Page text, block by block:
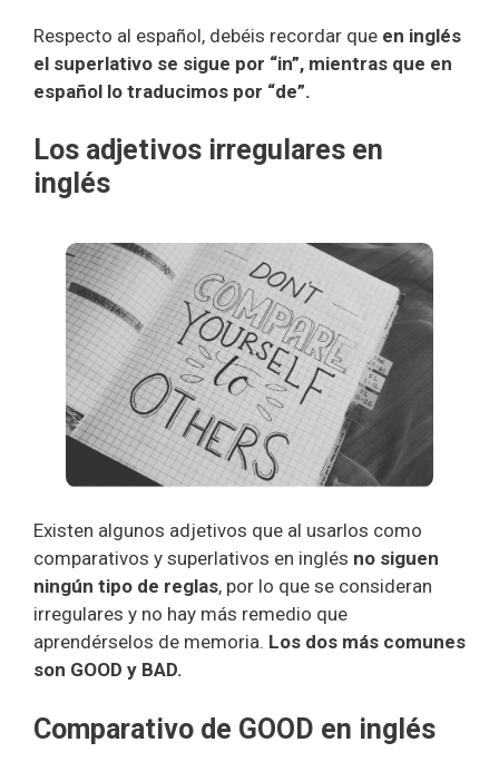
Respecto al español, debéis recordar que en inglés
el superlativo se sigue por “in”, mientras que en
español lo traducimos por “de”.
Los adjetivos irregulares en
inglés
Existen algunos adjetivos que al usarlos como
comparativos y superlativos en inglés no siguen
ningún tipo de reglas, por lo que se consideran
irregulares y no hay más remedio que
aprendérselos de memoria. Los dos más comunes
son GOOD y BAD.
Comparativo de GOOD en inglés